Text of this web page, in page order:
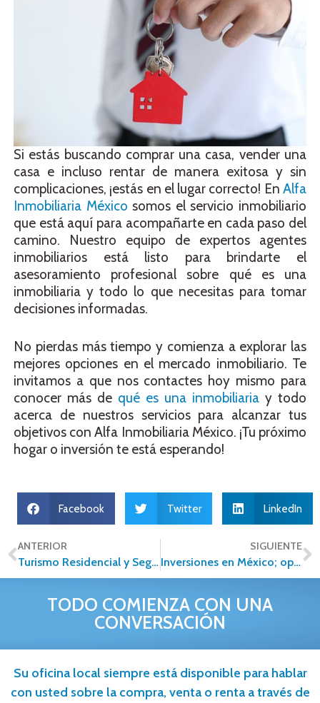
Si estás buscando comprar una casa, vender una
casa e incluso rentar de manera exitosa y sin
complicaciones, ¡estás en el lugar correcto! En Alfa
Inmobiliaria México somos el servicio inmobiliario
que está aquí para acompañarte en cada paso del
camino. Nuestro equipo de expertos agentes
inmobiliarios está listo para brindarte el
asesoramiento profesional sobre qué es una
inmobiliaria y todo lo que necesitas para tomar
decisiones informadas.
No pierdas más tiempo y comienza a explorar las
mejores opciones en el mercado inmobiliario. Te
invitamos a que nos contactes hoy mismo para
conocer más de qué es una inmobiliaria y todo
acerca de nuestros servicios para alcanzar tus
objetivos con Alfa Inmobiliaria México. ¡Tu próximo
hogar o inversión te está esperando!
Facebook Twitter LinkedIn
ANTERIOR
Turismo Residencial y Segunda Vivienda en México: Una Opción Atractiva en el Mercado de Bienes Raíces.
SIGUIENTE
Inversiones en México; oportunidades en franquicias inmobiliarias
TODO COMIENZA CON UNA
CONVERSACIÓN
Su oficina local siempre está disponible para hablar
con usted sobre la compra, venta o renta a través de